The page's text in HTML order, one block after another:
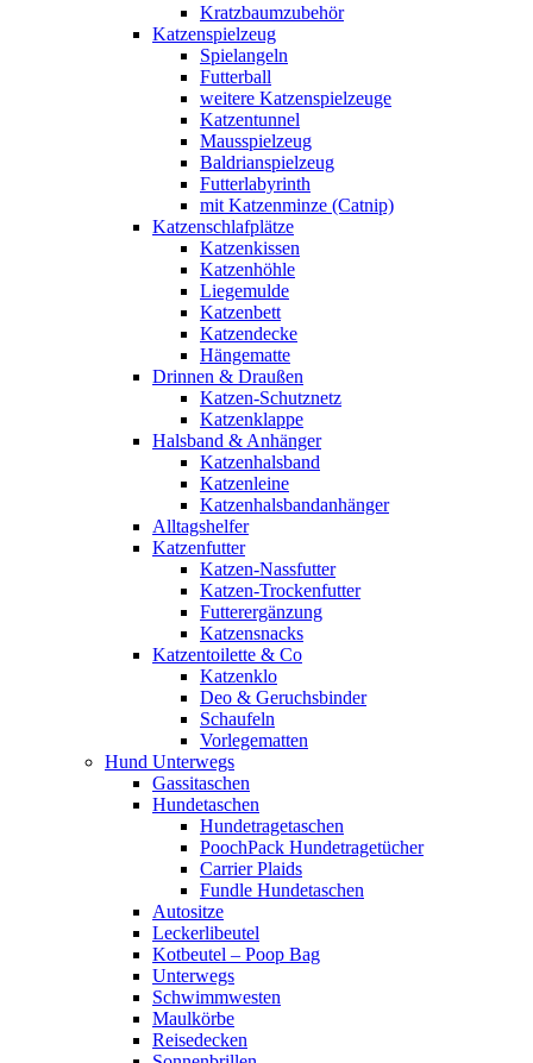
Kratzbaumzubehör
Katzenspielzeug
Spielangeln
Futterball
weitere Katzenspielzeuge
Katzentunnel
Mausspielzeug
Baldrianspielzeug
Futterlabyrinth
mit Katzenminze (Catnip)
Katzenschlafplätze
Katzenkissen
Katzenhöhle
Liegemulde
Katzenbett
Katzendecke
Hängematte
Drinnen & Draußen
Katzen-Schutznetz
Katzenklappe
Halsband & Anhänger
Katzenhalsband
Katzenleine
Katzenhalsbandanhänger
Alltagshelfer
Katzenfutter
Katzen-Nassfutter
Katzen-Trockenfutter
Futterergänzung
Katzensnacks
Katzentoilette & Co
Katzenklo
Deo & Geruchsbinder
Schaufeln
Vorlegematten
Hund Unterwegs
Gassitaschen
Hundetaschen
Hundetragetaschen
PoochPack Hundetragetücher
Carrier Plaids
Fundle Hundetaschen
Autositze
Leckerlibeutel
Kotbeutel – Poop Bag
Unterwegs
Schwimmwesten
Maulkörbe
Reisedecken